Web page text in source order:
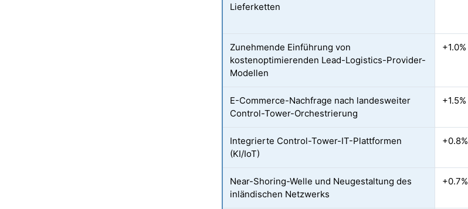
Lieferketten
Zunehmende Einführung von
kostenoptimierenden Lead-Logistics-Provider-
Modellen
+1.0%
E-Commerce-Nachfrage nach landesweiter
Control-Tower-Orchestrierung
+1.5%
Integrierte Control-Tower-IT-Plattformen
(KI/IoT)
+0.8%
Near-Shoring-Welle und Neugestaltung des
inländischen Netzwerks
+0.7%